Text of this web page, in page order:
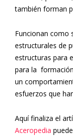
también forman
Funcionan como
estructurales de
estructuras para
para la
un
esfuerzos que
Aquí finaliza el
Aceropedia